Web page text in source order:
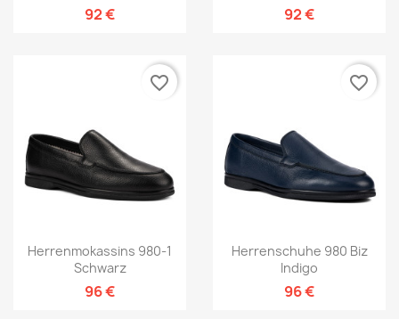
92 € 92 €
Herrenmokassins 980-1
Schwarz
96 €
favorite_border
Herrenschuhe 980 Biz
Indigo
96 €
favorite_border